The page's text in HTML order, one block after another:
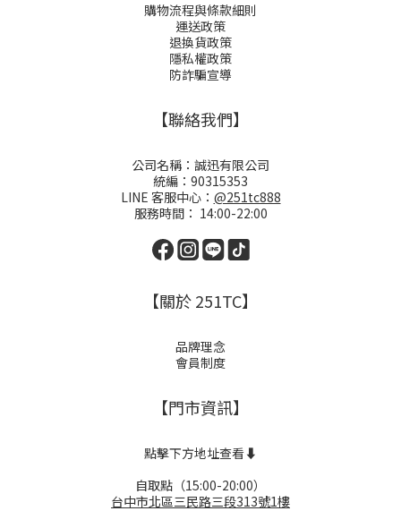
購物流程與條款細則
運送政策
退換貨政策
隱私權政策
防詐騙宣導
【聯絡我們】
公司名稱：誠迅有限公司
統編：90315353
LINE 客服中心： @251tc888
服務時間： 14:00-22:00
【關於 251TC】
品牌理念
會員制度
【門市資訊】
點擊下方地址查看⬇️
自取點（15:00-20:00）
台中市北區三民路三段313號1樓